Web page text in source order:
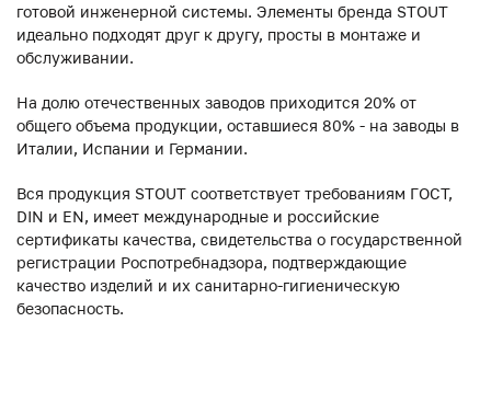
готовой инженерной системы. Элементы бренда STOUT
идеально подходят друг к другу, просты в монтаже и
обслуживании.
На долю отечественных заводов приходится 20% от
общего объема продукции, оставшиеся 80% - на заводы в
Италии, Испании и Германии.
Вся продукция STOUT соответствует требованиям ГОСТ,
DIN и EN, имеет международные и российские
сертификаты качества, свидетельства о государственной
регистрации Роспотребнадзора, подтверждающие
качество изделий и их санитарно-гигиеническую
безопасность.